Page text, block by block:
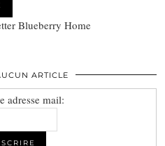
Blueberry Home
ARTICLE
adresse mail: